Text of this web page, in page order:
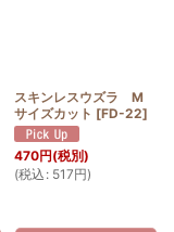
スキンレスウズラ M
サイズカット [FD-22]
470円(税別)
(税込 : 517円)